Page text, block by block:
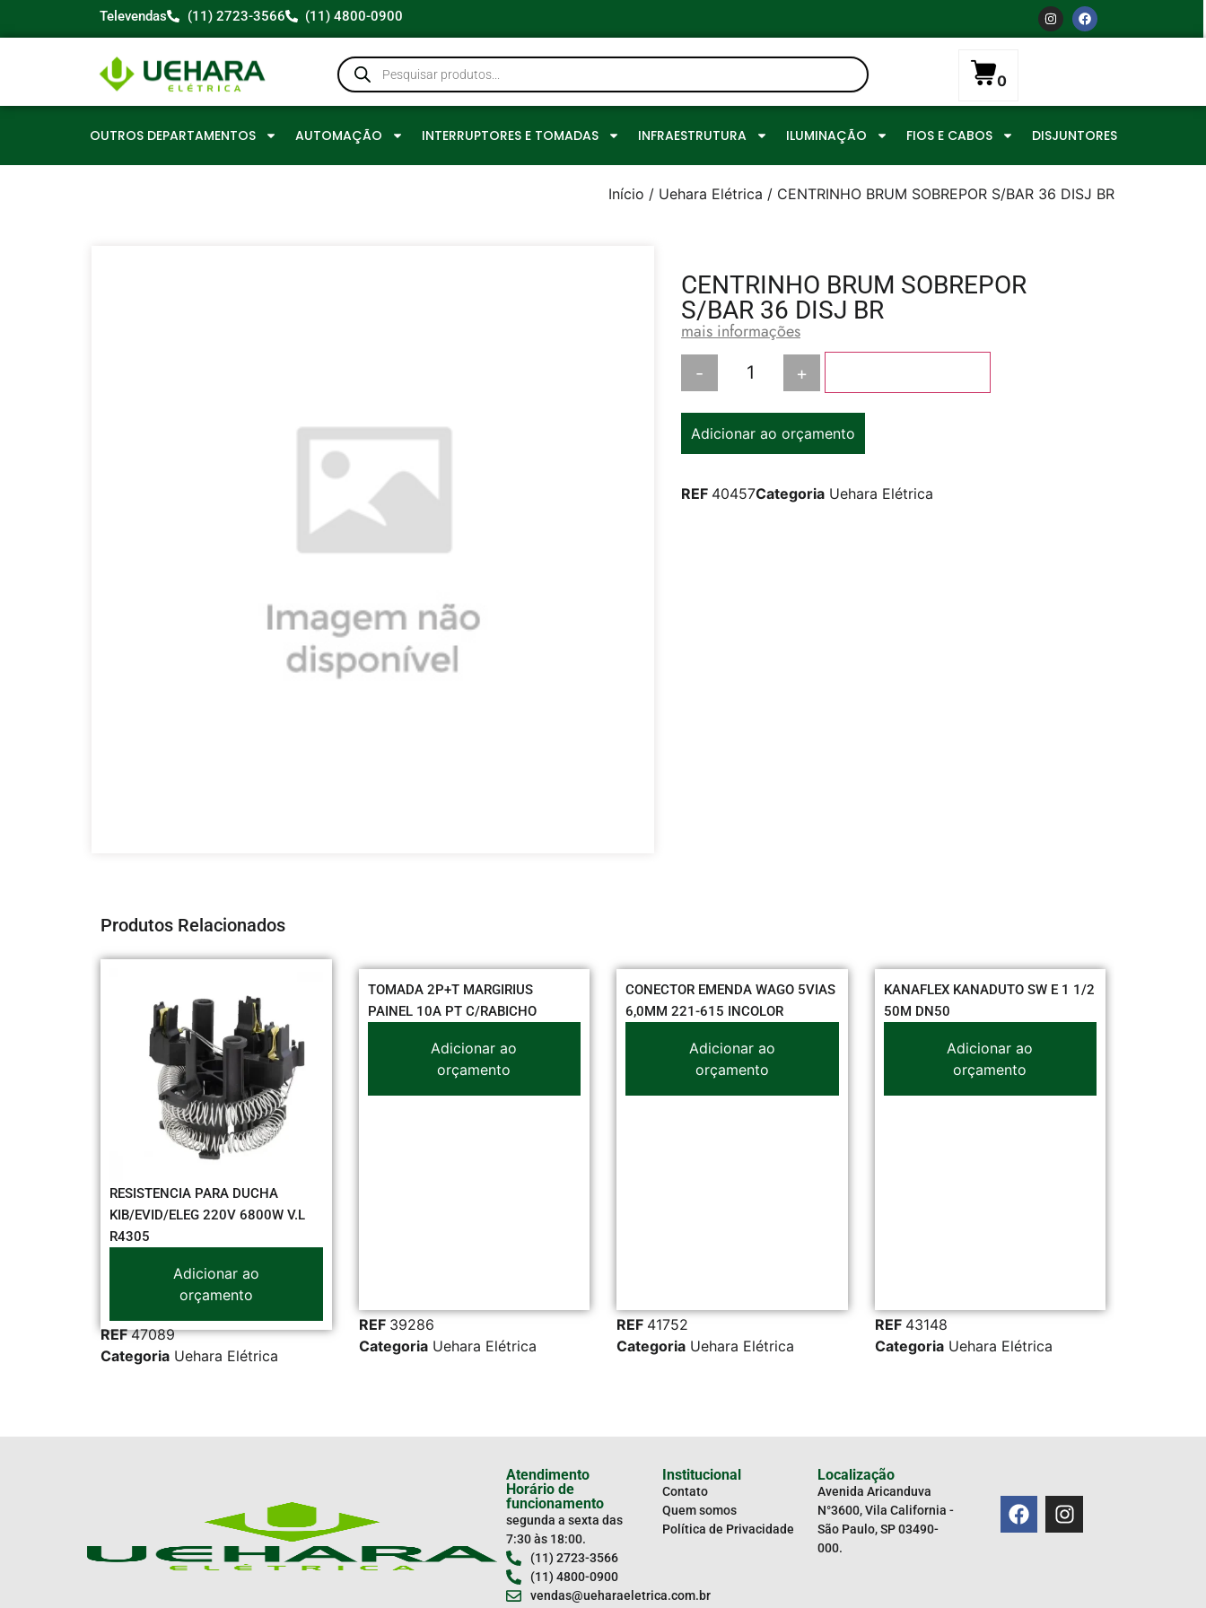
Televendas (11) 2723-3566 (11) 4800-0900
0
OUTROS DEPARTAMENTOS AUTOMAÇÃO INTERRUPTORES E TOMADAS INFRAESTRUTURA ILUMINAÇÃO FIOS E CABOS DISJUNTORES
Início / Uehara Elétrica / CENTRINHO BRUM SOBREPOR S/BAR 36 DISJ BR
CENTRINHO BRUM SOBREPOR
S/BAR 36 DISJ BR
mais informações
- +
Adicionar ao orçamento
REF 40457Categoria Uehara Elétrica
Produtos Relacionados
RESISTENCIA PARA DUCHA
KIB/EVID/ELEG 220V 6800W V.L
R4305
Adicionar ao
orçamento
REF47089
Categoria Uehara Elétrica
TOMADA 2P+T MARGIRIUS
PAINEL 10A PT C/RABICHO
Adicionar ao
orçamento
REF39286
Categoria Uehara Elétrica
CONECTOR EMENDA WAGO 5VIAS
6,0MM 221-615 INCOLOR
Adicionar ao
orçamento
REF41752
Categoria Uehara Elétrica
KANAFLEX KANADUTO SW E 1 1/2
50M DN50
Adicionar ao
orçamento
REF43148
Categoria Uehara Elétrica
Atendimento
Horário de
funcionamento
segunda a sexta das
7:30 às 18:00.
(11) 2723-3566
(11) 4800-0900
vendas@ueharaeletrica.com.br
Institucional
Contato
Quem somos
Política de Privacidade
Localização
Avenida Aricanduva
N°3600, Vila California -
São Paulo, SP 03490-
000.